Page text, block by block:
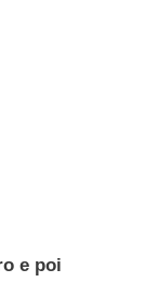
e poi